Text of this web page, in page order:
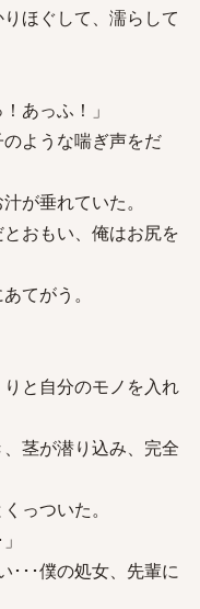
ほぐして、濡らして
あっふ！」
ような喘ぎ声をだ
が垂れていた。
おもい、俺はお尻を
てがう。
と自分のモノを入れ
茎が潜り込み、完全
っついた。
･･･僕の処女、先輩に